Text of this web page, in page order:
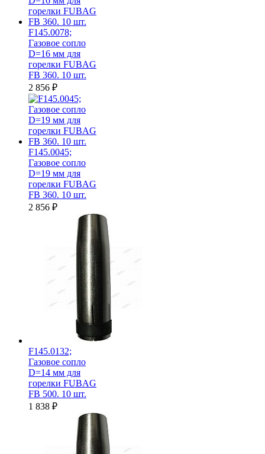
F145.0078;
Газовое сопло
D=16 мм для
горелки FUBAG
FB 360. 10 шт.
2 856 ₽
F145.0045;
Газовое сопло
D=19 мм для
горелки FUBAG
FB 360. 10 шт.
2 856 ₽
F145.0132;
Газовое сопло
D=14 мм для
горелки FUBAG
FB 500. 10 шт.
1 838 ₽